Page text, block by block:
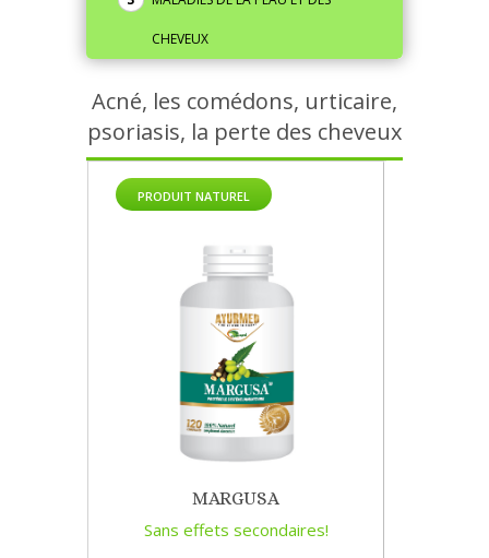
CHEVEUX
Acné, les comédons, urticaire,
psoriasis, la perte des cheveux
PRODUIT NATUREL
MARGUSA
Sans effets secondaires!